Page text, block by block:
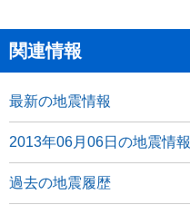
関連情報
最新の地震情報
2013年06月06日の地震情報
過去の地震履歴